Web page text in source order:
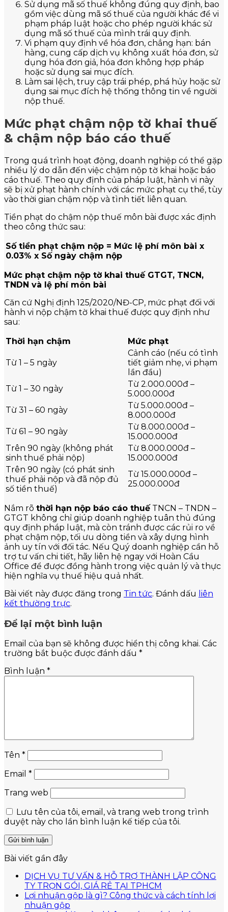
Sử dụng mã số thuế không đúng quy định, bao
gồm việc dùng mã số thuế của người khác để vi
phạm pháp luật hoặc cho phép người khác sử
dụng mã số thuế của mình trái quy định.
Vi phạm quy định về hóa đơn, chẳng hạn: bán
hàng, cung cấp dịch vụ không xuất hóa đơn, sử
dụng hóa đơn giả, hóa đơn không hợp pháp
hoặc sử dụng sai mục đích.
Làm sai lệch, truy cập trái phép, phá hủy hoặc sử
dụng sai mục đích hệ thống thông tin về người
nộp thuế.
Mức phạt chậm nộp tờ khai thuế
& chậm nộp báo cáo thuế
Trong quá trình hoạt động, doanh nghiệp có thể gặp
nhiều lý do dẫn đến việc chậm nộp tờ khai hoặc báo
cáo thuế. Theo quy định của pháp luật, hành vi này
sẽ bị xử phạt hành chính với các mức phạt cụ thể, tùy
vào thời gian chậm nộp và tình tiết liên quan.
Tiền phạt do chậm nộp thuế môn bài được xác định
theo công thức sau:
Số tiền phạt chậm nộp = Mức lệ phí môn bài x
0.03% x Số ngày chậm nộp
Mức phạt chậm nộp tờ khai thuế GTGT, TNCN,
TNDN và lệ phí môn bài
Căn cứ Nghị định 125/2020/NĐ-CP, mức phạt đối với
hành vi nộp chậm tờ khai thuế được quy định như
sau:
Thời hạn chậm
Mức phạt
Từ 1 – 5 ngày
Cảnh cáo (nếu có tình
tiết giảm nhẹ, vi phạm
lần đầu)
Từ 1 – 30 ngày
Từ 2.000.000đ –
5.000.000đ
Từ 31 – 60 ngày
Từ 5.000.000đ –
8.000.000đ
Từ 61 – 90 ngày
Từ 8.000.000đ –
15.000.000đ
Trên 90 ngày (không phát
sinh thuế phải nộp)
Từ 8.000.000đ –
15.000.000đ
Trên 90 ngày (có phát sinh
thuế phải nộp và đã nộp đủ
số tiền thuế)
Từ 15.000.000đ –
25.000.000đ
Nắm rõ thời hạn nộp báo cáo thuếTNCN – TNDN –
GTGT không chỉ giúp doanh nghiệp tuân thủ đúng
quy định pháp luật, mà còn tránh được các rủi ro về
phạt chậm nộp, tối ưu dòng tiền và xây dựng hình
ảnh uy tín với đối tác. Nếu Quý doanh nghiệp cần hỗ
trợ tư vấn chi tiết, hãy liên hệ ngay với Hoàn Cầu
Office để được đồng hành trong việc quản lý và thực
hiện nghĩa vụ thuế hiệu quả nhất.
Bài viết này được đăng trong Tin tức. Đánh dấu liên
kết thường trực.
Để lại một bình luận
Email của bạn sẽ không được hiển thị công khai. Các
trường bắt buộc được đánh dấu *
Bình luận *
Tên *
Email *
Trang web
Lưu tên của tôi, email, và trang web trong trình
duyệt này cho lần bình luận kế tiếp của tôi.
Bài viết gần đây
DỊCH VỤ TƯ VẤN & HỖ TRỢ THÀNH LẬP CÔNG
TY TRỌN GÓI, GIÁ RẺ TẠI TPHCM
có
Lợi nhuận gộp là gì? Công thức và cách tính lợi
nhuận gộp